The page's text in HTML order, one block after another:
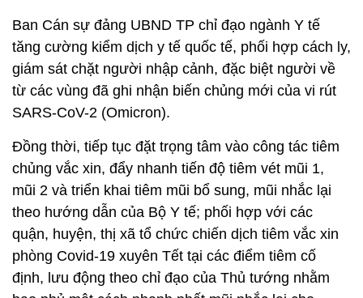
Ban Cán sự đảng UBND TP chỉ đạo ngành Y tế
tăng cường kiểm dịch y tế quốc tế, phối hợp cách ly,
giám sát chặt người nhập cảnh, đặc biệt người về
từ các vùng đã ghi nhận biến chủng mới của vi rút
SARS-CoV-2 (Omicron).
Đồng thời, tiếp tục đặt trọng tâm vào công tác tiêm
chủng vắc xin, đẩy nhanh tiến độ tiêm vét mũi 1,
mũi 2 và triển khai tiêm mũi bổ sung, mũi nhắc lại
theo hướng dẫn của Bộ Y tế; phối hợp với các
quận, huyện, thị xã tổ chức chiến dịch tiêm vắc xin
phòng Covid-19 xuyên Tết tại các điểm tiêm cố
định, lưu động theo chỉ đạo của Thủ tướng nhằm